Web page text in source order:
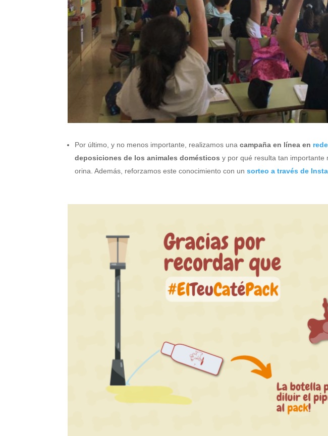
Por último, y no menos importante, realizamos unacampaña en línea en
deposiciones de los animales domésticos y por qué resulta tan importante
orina. Además, reforzamos este conocimiento con un sorteo a través de